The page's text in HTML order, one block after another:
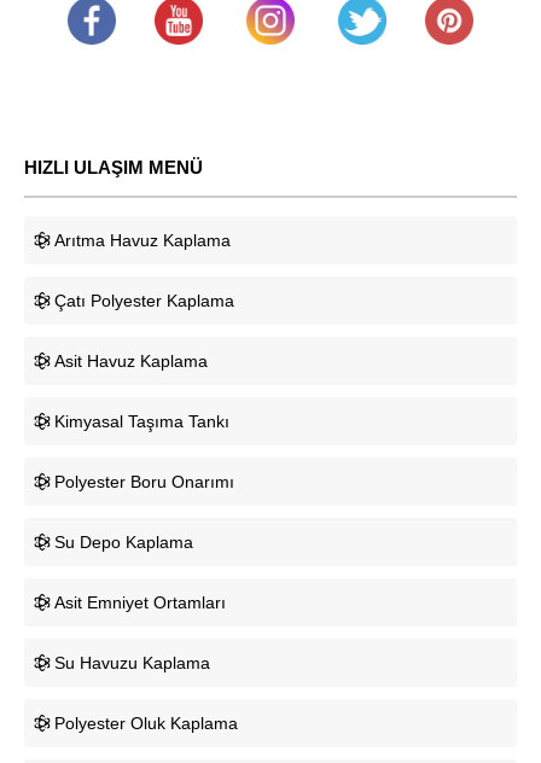
HIZLI ULAŞIM MENÜ
Arıtma Havuz Kaplama
Çatı Polyester Kaplama
Asit Havuz Kaplama
Kimyasal Taşıma Tankı
Polyester Boru Onarımı
Su Depo Kaplama
Asit Emniyet Ortamları
Su Havuzu Kaplama
Polyester Oluk Kaplama